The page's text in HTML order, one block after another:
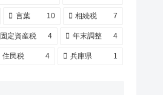
言葉 10 相続税 7
固定資産税 4 年末調整 4
住民税 4 兵庫県 1